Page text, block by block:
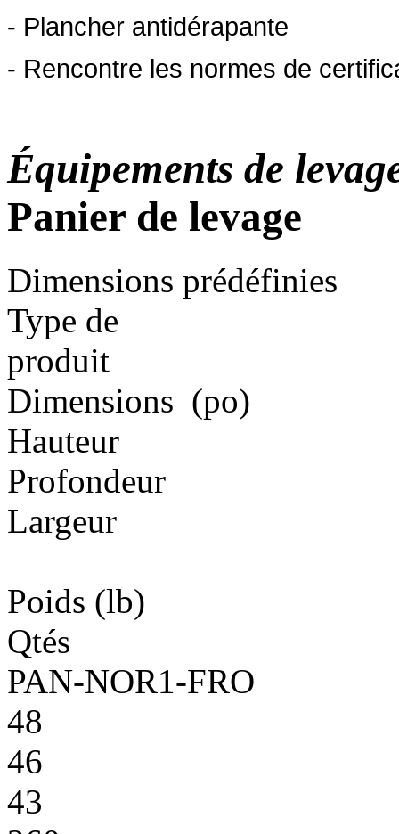
- Plancher antidérapante
- Rencontre les normes de
Équipements de
Panier de levage
Dimensions prédéfinies
Type de
produit
Dimensions (po)
Hauteur
Profondeur
Largeur
Poids (lb)
Qtés
PAN-NOR1-FRO
48
46
43